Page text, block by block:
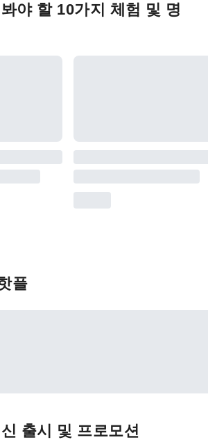
야 할 10가지 체험 및 명
플
출시 및 프로모션